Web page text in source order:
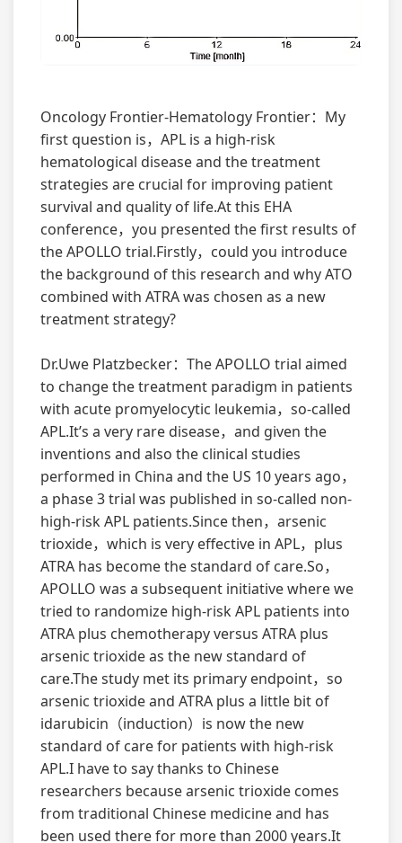
Oncology Frontier-Hematology Frontier：My
first question is，APL is a high-risk
hematological disease and the treatment
strategies are crucial for improving patient
survival and quality of life.At this EHA
conference，you presented the first results of
the APOLLO trial.Firstly，could you introduce
the background of this research and why ATO
combined with ATRA was chosen as a new
treatment strategy?
Dr.Uwe Platzbecker：The APOLLO trial aimed
to change the treatment paradigm in patients
with acute promyelocytic leukemia，so-called
APL.It’s a very rare disease，and given the
inventions and also the clinical studies
performed in China and the US 10 years ago，
a phase 3 trial was published in so-called non-
high-risk APL patients.Since then，arsenic
trioxide，which is very effective in APL，plus
ATRA has become the standard of care.So，
APOLLO was a subsequent initiative where we
tried to randomize high-risk APL patients into
ATRA plus chemotherapy versus ATRA plus
arsenic trioxide as the new standard of
care.The study met its primary endpoint，so
arsenic trioxide and ATRA plus a little bit of
idarubicin（induction）is now the new
standard of care for patients with high-risk
APL.I have to say thanks to Chinese
researchers because arsenic trioxide comes
from traditional Chinese medicine and has
been used there for more than 2000 years.It